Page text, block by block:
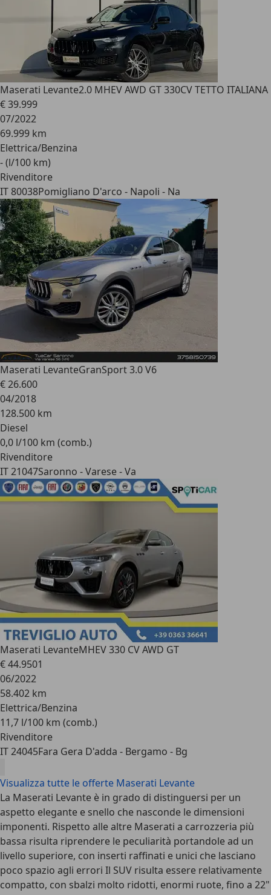
Maserati Levante2.0 MHEV AWD GT 330CV TETTO ITALIANA
€ 39.999
07/2022
69.999 km
Elettrica/Benzina
- (l/100 km)
Rivenditore
IT 80038Pomigliano D'arco - Napoli - Na
Maserati LevanteGranSport 3.0 V6
€ 26.600
04/2018
128.500 km
Diesel
0,0 l/100 km (comb.)
Rivenditore
IT 21047Saronno - Varese - Va
Maserati LevanteMHEV 330 CV AWD GT
€ 44.9501
06/2022
58.402 km
Elettrica/Benzina
11,7 l/100 km (comb.)
Rivenditore
IT 24045Fara Gera D'adda - Bergamo - Bg
Visualizza tutte le offerte Maserati Levante
La Maserati Levante è in grado di distinguersi per un
aspetto elegante e snello che nasconde le dimensioni
imponenti. Rispetto alle altre Maserati a carrozzeria più
bassa risulta riprendere le peculiarità portandole ad un
livello superiore, con inserti raffinati e unici che lasciano
poco spazio agli errori Il SUV risulta essere relativamente
compatto, con sbalzi molto ridotti, enormi ruote, fino a 22"